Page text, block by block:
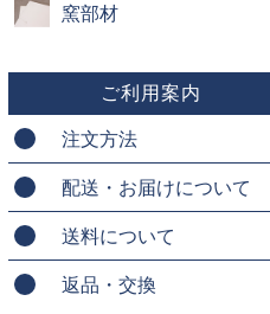
窯部材
ご利用案内
注文方法
配送・お届けについて
送料について
返品・交換